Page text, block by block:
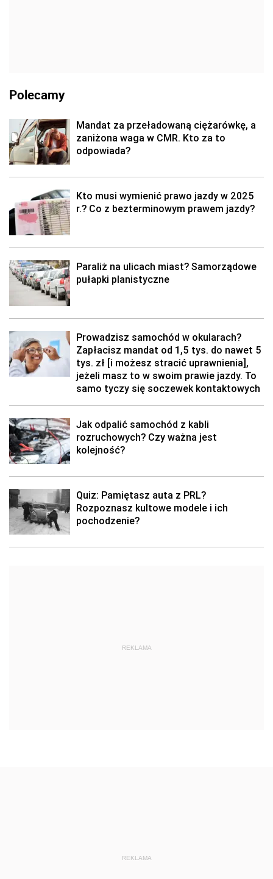
Polecamy
Mandat za przeładowaną ciężarówkę, a
zaniżona waga w CMR. Kto za to
odpowiada?
Kto musi wymienić prawo jazdy w 2025
r.? Co z bezterminowym prawem jazdy?
Paraliż na ulicach miast? Samorządowe
pułapki planistyczne
Prowadzisz samochód w okularach?
Zapłacisz mandat od 1,5 tys. do nawet 5
tys. zł [i możesz stracić uprawnienia],
jeżeli masz to w swoim prawie jazdy. To
samo tyczy się soczewek kontaktowych
Jak odpalić samochód z kabli
rozruchowych? Czy ważna jest
kolejność?
Quiz: Pamiętasz auta z PRL?
Rozpoznasz kultowe modele i ich
pochodzenie?
REKLAMA
REKLAMA